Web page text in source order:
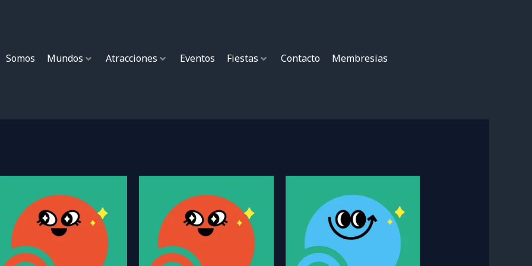
Somos
Mundos Atracciones Eventos Fiestas Contacto Membresias